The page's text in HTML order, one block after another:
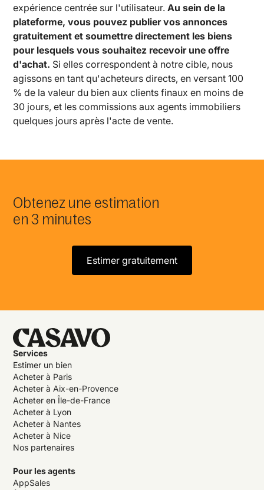
expérience centrée sur l'utilisateur.Au sein de la
plateforme, vous pouvez publier vos annonces
gratuitement et soumettre directement les biens
pour lesquels vous souhaitez recevoir une offre
d'achat. Si elles correspondent à notre cible, nous
agissons en tant qu'acheteurs directs, en versant 100
% de la valeur du bien aux clients finaux en moins de
30 jours, et les commissions aux agents immobiliers
quelques jours après l'acte de vente.
Obtenez une estimation
en 3 minutes
Estimer gratuitement
Services
Estimer un bien
Acheter à Paris
Acheter à Aix-en-Provence
Acheter en Île-de-France
Acheter à Lyon
Acheter à Nantes
Acheter à Nice
Nos partenaires
Pour les agents
AppSales